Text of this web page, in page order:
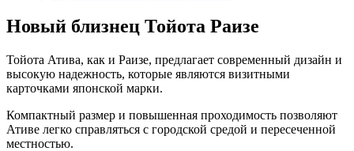
Новый близнец Тойота Раизе
Тойота Атива, как и Раизе, предлагает современный дизайн и
высокую надежность, которые являются визитными
карточками японской марки.
Компактный размер и повышенная проходимость позволяют
Ативе легко справляться с городской средой и пересеченной
местностью.